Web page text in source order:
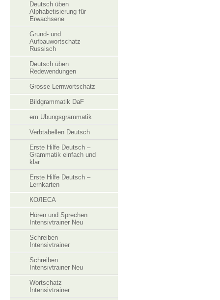
Deutsch üben
Alphabetisierung für
Erwachsene
Grund- und
Aufbauwortschatz
Russisch
Deutsch üben
Redewendungen
Grosse Lernwortschatz
Bildgrammatik DaF
em Ubungsgrammatik
Verbtabellen Deutsch
Erste Hilfe Deutsch –
Grammatik einfach und
klar
Erste Hilfe Deutsch –
Lernkarten
КОЛЕСА
Hören und Sprechen
Intensivtrainer Neu
Schreiben
Intensivtrainer
Schreiben
Intensivtrainer Neu
Wortschatz
Intensivtrainer